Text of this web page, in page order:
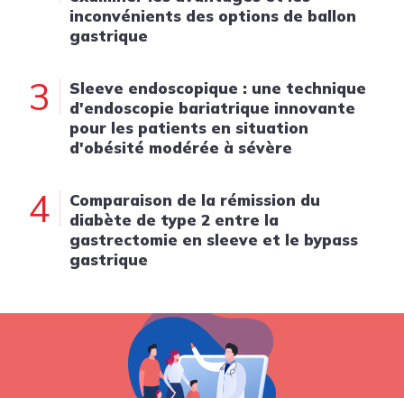
inconvénients des options de ballon
gastrique
3
Sleeve endoscopique : une technique
d'endoscopie bariatrique innovante
pour les patients en situation
d'obésité modérée à sévère
4
Comparaison de la rémission du
diabète de type 2 entre la
gastrectomie en sleeve et le bypass
gastrique